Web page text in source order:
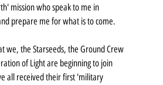
mission who speak to me in
prepare me for what is to come.
we, the Starseeds, the Ground Crew
of Light are beginning to join
all received their first 'military